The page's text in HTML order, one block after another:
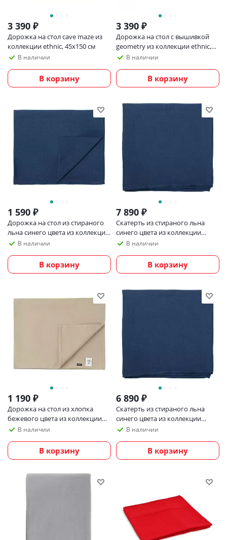
3 390 ₽
Дорожка на стол cave maze из
коллекции ethnic, 45х150 см
В наличии
В корзину
3 390 ₽
Дорожка на стол с вышивкой
geometry из коллекции ethnic,
45х150 см
В наличии
В корзину
1 590 ₽
Дорожка на стол из стираного
льна синего цвета из коллекции
essential, 45х150 см
В наличии
В корзину
7 890 ₽
Скатерть из стираного льна
синего цвета из коллекции
Essential, 150х250 см
В наличии
В корзину
1 190 ₽
Дорожка на стол из хлопка
бежевого цвета из коллекции
essential
В наличии
В корзину
6 890 ₽
Скатерть из стираного льна
синего цвета из коллекции
Essential, 170х170 см
В наличии
В корзину